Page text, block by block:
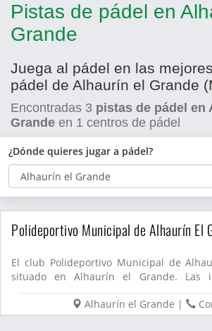
Pistas de pádel en
Grande
Juega al pádel en las
pádel de Alhaurín el Grande
Encontradas 3 pistas de pádel en
Grande en 1 centros de pádel
¿Dónde quieres jugar a pádel?
Polideportivo Municipal de Alhaurín El
El club Polideportivo Municipal de
situado en Alhaurín el Grande. Las
equipad...
Alhaurín el Grande |